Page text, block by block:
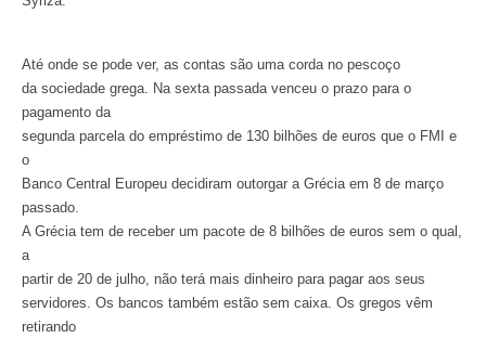
Até onde se pode ver, as contas são uma corda no pescoço
da sociedade grega. Na sexta passada venceu o prazo para o
pagamento da
segunda parcela do empréstimo de 130 bilhões de euros que o FMI e
o
Banco Central Europeu decidiram outorgar a Grécia em 8 de março
passado.
A Grécia tem de receber um pacote de 8 bilhões de euros sem o qual,
a
partir de 20 de julho, não terá mais dinheiro para pagar aos seus
servidores. Os bancos também estão sem caixa. Os gregos vêm
retirando